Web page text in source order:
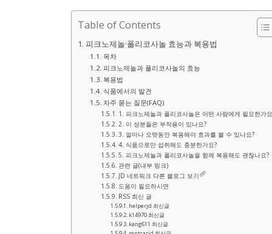
Table of Contents
피크노제놀·폴리코사놀 효능과 복용법
목차
피크노제놀과 폴리코사놀의 효능
복용법
식품에서의 발견
자주 묻는 질문(FAQ)
1. 피크노제놀과 폴리코사놀은 어떤 사람에게 필요한가
2. 이 성분들은 부작용이 있나요?
3. 얼마나 오랫동안 복용해야 효과를 볼 수 있나요?
4. 식품으로만 섭취해도 충분한가요?
5. 피크노제놀과 폴리코사놀을 함께 복용해도 괜찮나요?
관련 글(내부 링크)
JD 네트워크 다른 블로그 보기
도움이 필요하시면
RSS 최신 글
helperjd 최신글
k14970 최신글
kang611 최신글